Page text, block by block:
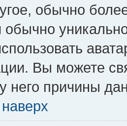
обычно
обычно
Вы можете
него причины